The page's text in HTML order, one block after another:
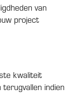
van
project
kwaliteit
indien